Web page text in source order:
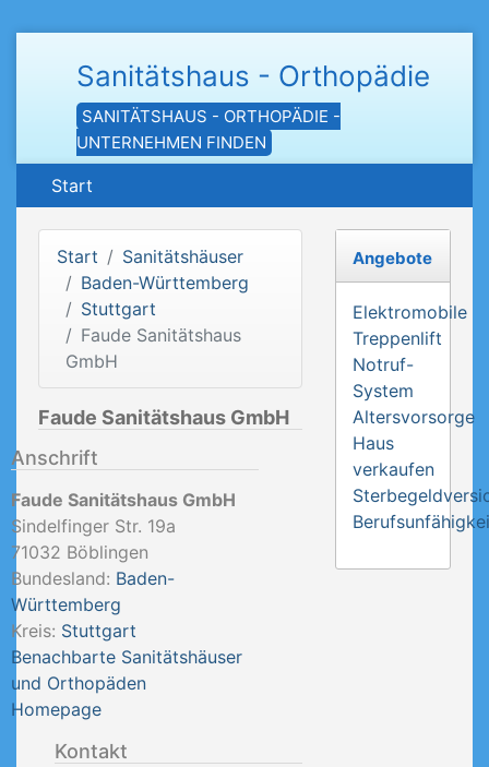
Sanitätshaus - Orthopädie
SANITÄTSHAUS - ORTHOPÄDIE -
UNTERNEHMEN FINDEN
Start
Start
Sanitätshäuser
Baden-Württemberg
Stuttgart
Faude Sanitätshaus
GmbH
Faude Sanitätshaus GmbH
Anschrift
Faude Sanitätshaus GmbH
Sindelfinger Str. 19a
71032 Böblingen
Bundesland: Baden-
Württemberg
Kreis: Stuttgart
Benachbarte Sanitätshäuser
und Orthopäden
Homepage
Kontakt
Angebote
Elektromobile
Treppenlift
Notruf-
System
Altersvorsorge
Haus
verkaufen